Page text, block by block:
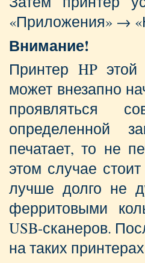
«Приложения» →
Внимание!
Принтер HP
может внезапно
проявляться
определенной
печатает, то не
этом случае
лучше долго не
ферритовыми
USB-сканеров.
на таких